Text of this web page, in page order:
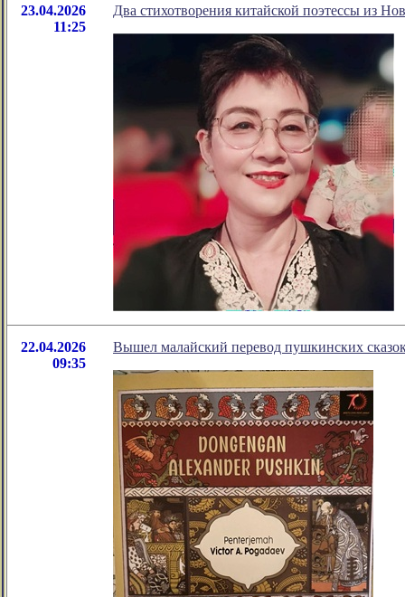
23.04.2026
11:25
Два стихотворения китайской поэтессы из
22.04.2026
09:35
Вышел малайский перевод пушкинских